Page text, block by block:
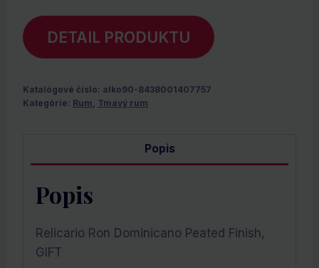
DETAIL PRODUKTU
Katalógové číslo: alko90-8438001407757
Kategórie: Rum, Tmavý rum
Popis
Popis
Relicario Ron Dominicano Peated Finish,
GIFT